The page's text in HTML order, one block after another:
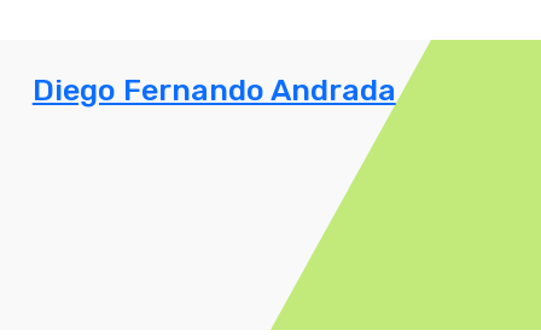
Diego Fernando Andrada